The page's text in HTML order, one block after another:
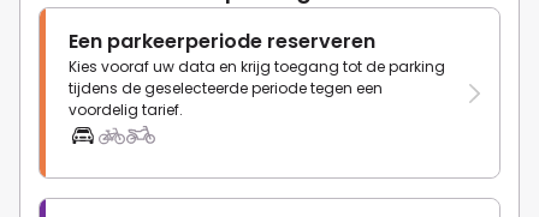
Een parkeerperiode reserveren
Kies vooraf uw data en krijg toegang tot de parking
tijdens de geselecteerde periode tegen een
voordelig tarief.